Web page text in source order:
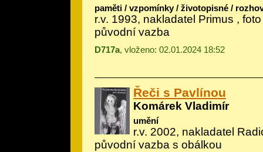
paměti / vzpomínky / životopisné /
r.v. 1993, nakladatel Primus ,
původní vazba
D717a, vloženo: 02.01.2024 18:52
Řeči s Pavlínou
Komárek Vladimír
umění
r.v. 2002, nakladatel
původní vazba s obálkou